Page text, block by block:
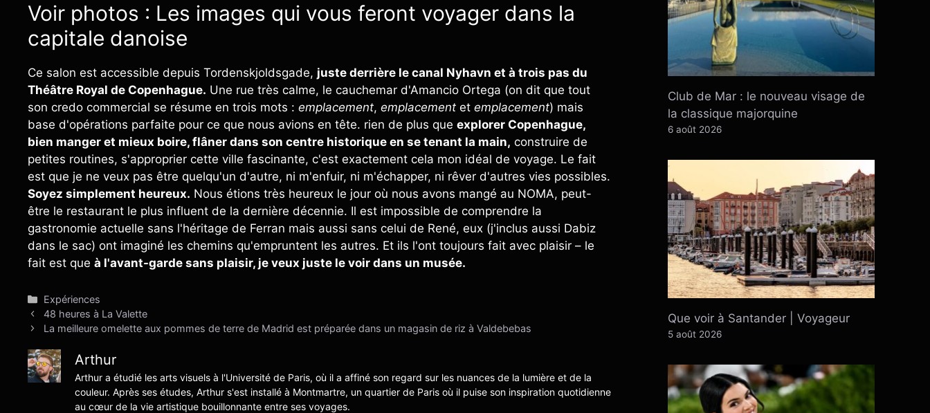
Voir photos : Les images qui vous feront voyager dans la
capitale danoise
Ce salon est accessible depuis Tordenskjoldsgade, juste derrière le canal Nyhavn et à trois pas du
Théâtre Royal de Copenhague. Une rue très calme, le cauchemar d'Amancio Ortega (on dit que tout
son credo commercial se résume en trois mots : emplacement, emplacement et emplacement) mais
base d'opérations parfaite pour ce que nous avions en tête. rien de plus que explorer Copenhague,
bien manger et mieux boire, flâner dans son centre historique en se tenant la main, construire de
petites routines, s'approprier cette ville fascinante, c'est exactement cela mon idéal de voyage. Le fait
est que je ne veux pas être quelqu'un d'autre, ni m'enfuir, ni m'échapper, ni rêver d'autres vies possibles.
Soyez simplement heureux. Nous étions très heureux le jour où nous avons mangé au NOMA, peut-
être le restaurant le plus influent de la dernière décennie. Il est impossible de comprendre la
gastronomie actuelle sans l'héritage de Ferran mais aussi sans celui de René, eux (j'inclus aussi Dabiz
dans le sac) ont imaginé les chemins qu'empruntent les autres. Et ils l'ont toujours fait avec plaisir – le
fait est que à l'avant-garde sans plaisir, je veux juste le voir dans un musée.
Catégories
Expériences
48 heures à La Valette
La meilleure omelette aux pommes de terre de Madrid est préparée dans un magasin de riz à Valdebebas
Arthur
Arthur a étudié les arts visuels à l'Université de Paris, où il a affiné son regard sur les nuances de la lumière et de la
couleur. Après ses études, Arthur s'est installé à Montmartre, un quartier de Paris où il puise son inspiration quotidienne
au cœur de la vie artistique bouillonnante entre ses voyages.
Club de Mar : le nouveau visage de
la classique majorquine
6 août 2026
Que voir à Santander | Voyageur
5 août 2026